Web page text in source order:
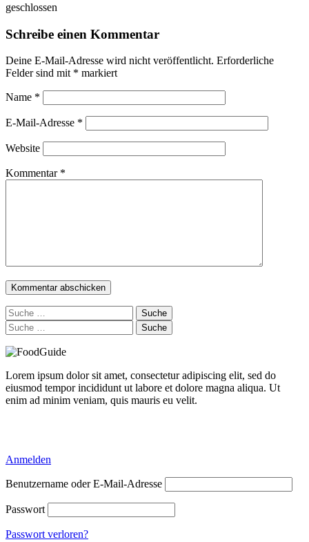
geschlossen
Schreibe einen Kommentar
Deine E-Mail-Adresse wird nicht veröffentlicht. Erforderliche
Felder sind mit * markiert
Name *
E-Mail-Adresse *
Website
Kommentar *
Suche
nach:
Suche
nach:
Lorem ipsum dolor sit amet, consectetur adipiscing elit, sed do
eiusmod tempor incididunt ut labore et dolore magna aliqua. Ut
enim ad minim veniam, quis mauris eu velit.
Anmelden
Benutzername oder E-Mail-Adresse
Passwort
Passwort verloren?